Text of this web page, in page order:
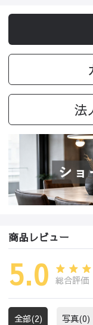
法
商品レビュー
5.0 総合評価
全部(2) 写真(0)